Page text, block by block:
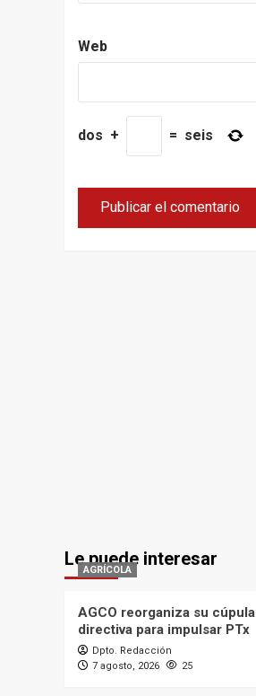
Web
dos + = seis
Le puede interesar
AGRÍCOLA
AGCO reorganiza su cúpula
directiva para impulsar PTx
Dpto. Redacción
7 agosto, 2026
25